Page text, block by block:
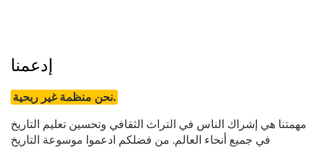
إدعمنا
نحن منظمة غير ربحية.
مهمتنا هي إشراك الناس في التراث الثقافي وتحسين تعليم التاريخ
في جميع أنحاء العالم. من فضلكم ادعموا موسوعة التاريخ